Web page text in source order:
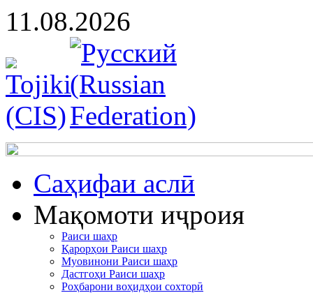
11.08.2026
Cаҳифаи аслӣ
Мақомоти иҷроия
Раиси шаҳр
Қарорҳои Раиси шаҳр
Муовинони Раиси шаҳр
Дастгоҳи Раиси шаҳр
Роҳбарони воҳидҳои сохторӣ